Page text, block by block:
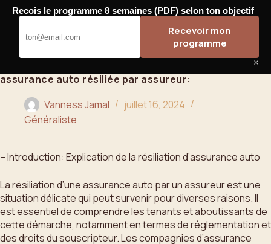
Passer
contenu
Bahoo
assurance auto résiliée par assureur:
Vanness Jamal
juillet 16, 2024
Généraliste
– Introduction: Explication de la résiliation d’assurance auto
La résiliation d’une assurance auto par un assureur est une
situation délicate qui peut survenir pour diverses raisons. Il
est essentiel de comprendre les tenants et aboutissants de
cette démarche, notamment en termes de réglementation et
des droits du souscripteur. Les compagnies d’assurance
Recois le programme 8 semaines (PDF) selon ton objectif
Recevoir mon
programme
×